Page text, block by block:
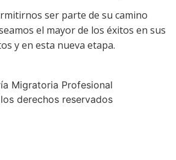
ser parte de su camino
el mayor de los éxitos en sus
y en esta nueva etapa.
Migratoria Profesional
derechos reservados